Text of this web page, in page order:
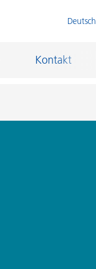
Deutsch
Kontakt